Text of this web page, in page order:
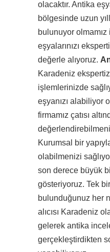
olacaktır. Antika
bölgesinde uzun
bulunuyor
eşyalarınızı
değerle alıyoruz.
Karadeniz
işlemlerinizde
eşyanızı alabiliyor
firmamız çatısı
Kurumsal bir
olabilmenizi
son derece büyük
gösteriyoruz. Tek
bulunduğunuz her
alıcısı Karadeniz
gelerek antika
gerçekleştirdikten